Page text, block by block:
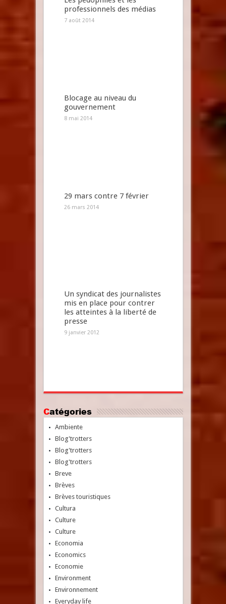
professionnels des médias
7 août 2014
Blocage au niveau du
gouvernement
8 mai 2014
29 mars contre 7 février
26 mars 2014
Un syndicat des journalistes
mis en place pour contrer
les atteintes à la liberté de
presse
9 janvier 2012
Catégories
Ambiente
Blog'trotters
Blog'trotters
Blog'trotters
Breve
Brèves
Brèves touristiques
Cultura
Culture
Culture
Economia
Economics
Economie
Environment
Environnement
Everyday life